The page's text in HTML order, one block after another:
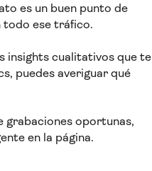
es un buen punto de
todo ese tráfico.
insights cualitativos que te
puedes averiguar qué
grabaciones oportunas,
en la página.